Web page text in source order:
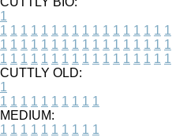
1
1 1 1 1 1 1 1 1 1 1 1 1 1 1 1 1 1
1 1 1 1 1 1 1 1 1 1 1 1 1 1 1 1 1
1 1 1 1 1 1 1 1 1 1 1 1 1 1 1 1 1
CUTTLY OLD:
1
1 1 1 1 1 1 1 1 1 1
MEDIUM:
1 1 1 1 1 1 1 1 1 1